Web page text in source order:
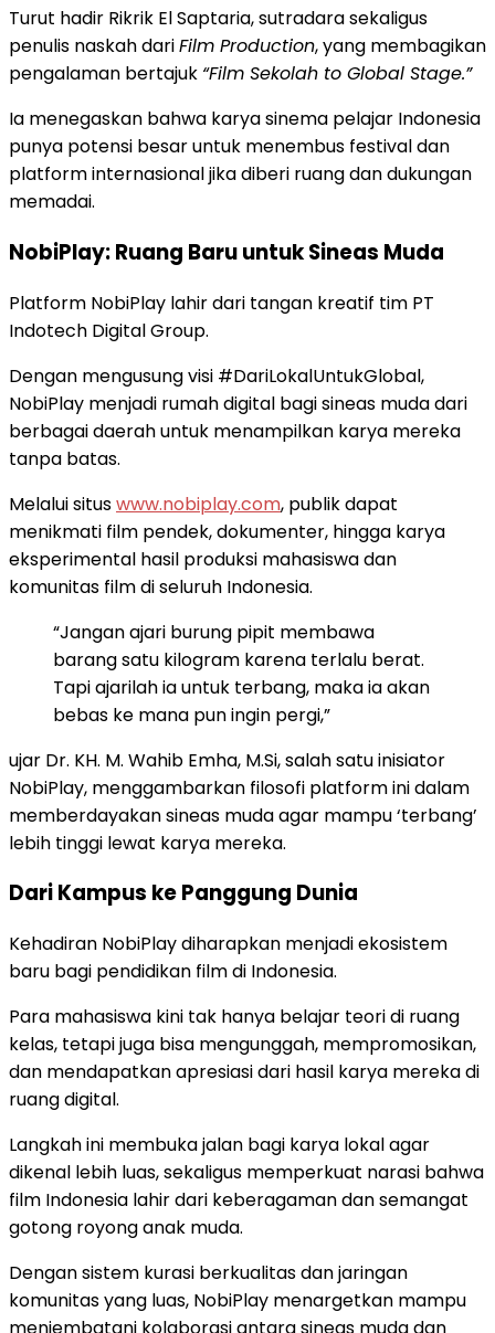
Turut hadir Rikrik El Saptaria, sutradara sekaligus
penulis naskah dariFilm Production, yang membagikan
pengalaman bertajuk “Film Sekolah to Global Stage.”
Ia menegaskan bahwa karya sinema pelajar Indonesia
punya potensi besar untuk menembus festival dan
platform internasional jika diberi ruang dan dukungan
memadai.
NobiPlay: Ruang Baru untuk Sineas Muda
Platform NobiPlay lahir dari tangan kreatif tim PT
Indotech Digital Group.
Dengan mengusung visi #DariLokalUntukGlobal,
NobiPlay menjadi rumah digital bagi sineas muda dari
berbagai daerah untuk menampilkan karya mereka
tanpa batas.
Melalui situswww.nobiplay.com, publik dapat
menikmati film pendek, dokumenter, hingga karya
eksperimental hasil produksi mahasiswa dan
komunitas film di seluruh Indonesia.
“Jangan ajari burung pipit membawa
barang satu kilogram karena terlalu berat.
Tapi ajarilah ia untuk terbang, maka ia akan
bebas ke mana pun ingin pergi,”
ujar Dr. KH. M. Wahib Emha, M.Si, salah satu inisiator
NobiPlay, menggambarkan filosofi platform ini dalam
memberdayakan sineas muda agar mampu ‘terbang’
lebih tinggi lewat karya mereka.
Dari Kampus ke Panggung Dunia
Kehadiran NobiPlay diharapkan menjadi ekosistem
baru bagi pendidikan film di Indonesia.
Para mahasiswa kini tak hanya belajar teori di ruang
kelas, tetapi juga bisa mengunggah, mempromosikan,
dan mendapatkan apresiasi dari hasil karya mereka di
ruang digital.
Langkah ini membuka jalan bagi karya lokal agar
dikenal lebih luas, sekaligus memperkuat narasi bahwa
film Indonesia lahir dari keberagaman dan semangat
gotong royong anak muda.
Dengan sistem kurasi berkualitas dan jaringan
komunitas yang luas, NobiPlay menargetkan mampu